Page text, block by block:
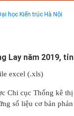
học Kiến trúc Hà Nội
ĐẠI HỌC KIẾN TRÚC
Lay năm 2019,
excel (.xls)
Chi cục Thống kê
số liệu cơ bản